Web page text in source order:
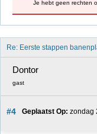
Je hebt geen rechten
Re: Eerste stappen
Dontor
gast
#4 Geplaatst Op: zondag